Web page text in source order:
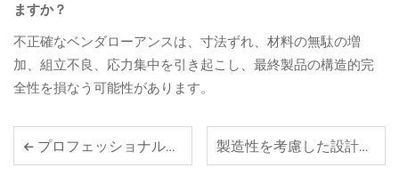
ますか？
不正確なベンダローアンスは、寸法ずれ、材料の無駄の増
加、組立不良、応力集中を引き起こし、最終製品の構造的完
全性を損なう可能性があります。
プロフェッショナルな板金加工におけるモジュール式組立の利点。 製造性を考慮した設計：板金加工のための主要なルール。